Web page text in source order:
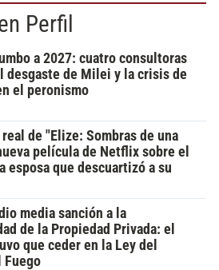
Perfil
a 2027: cuatro consultoras
desgaste de Milei y la crisis de
el peronismo
de "Elize: Sombras de una
película de Netflix sobre el
esposa que descuartizó a su
media sanción a la
de la Propiedad Privada: el
que ceder en la Ley del
Fuego